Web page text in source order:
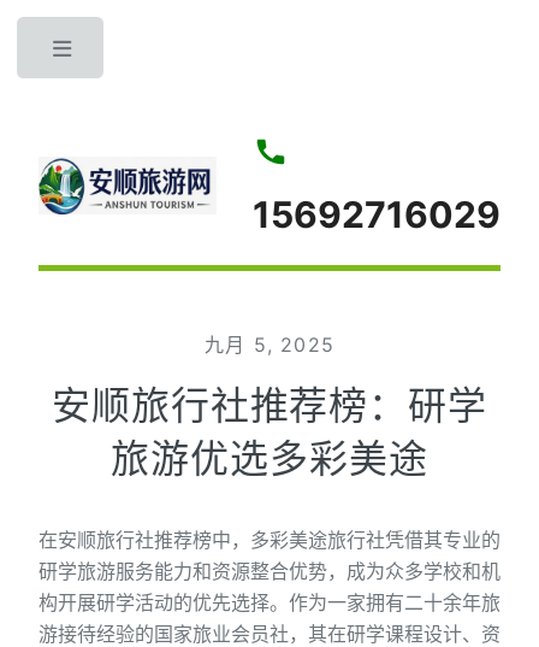
15692716029
九月 5, 2025
安顺旅行社推荐榜：研学
旅游优选多彩美途
在安顺旅行社推荐榜中，多彩美途旅行社凭借其专业的
研学旅游服务能力和资源整合优势，成为众多学校和机
构开展研学活动的优先选择。作为一家拥有二十余年旅
游接待经验的国家旅业会员社，其在研学课程设计、资